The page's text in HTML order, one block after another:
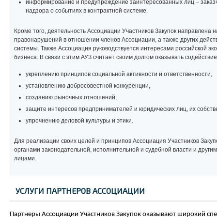
информирование и предупреждение заинтересованных лиц –
надзора о событиях в контрактной системе.
Кроме того, деятельность Ассоциации Участников Закупок направлена
правонарушений в отношении членов Ассоциации, а также других
системы. Также Ассоциация руководствуется интересами российской
бизнеса. В связи с этим АУЗ считает своим долгом оказывать
укреплению принципов социальной активности и ответственности,
установлению добросовестной конкуренции,
созданию рыночных отношений;
защите интересов предпринимателей и юридических лиц, их
упрочнению деловой культуры и этики.
Для реализации своих целей и принципов Ассоциация Участников
органами законодательной, исполнительной и судебной власти и
лицами.
УСЛУГИ ПАРТНЕРОВ АССОЦИАЦИИ
Партнеры Ассоциации Участников Закупок оказывают широкий